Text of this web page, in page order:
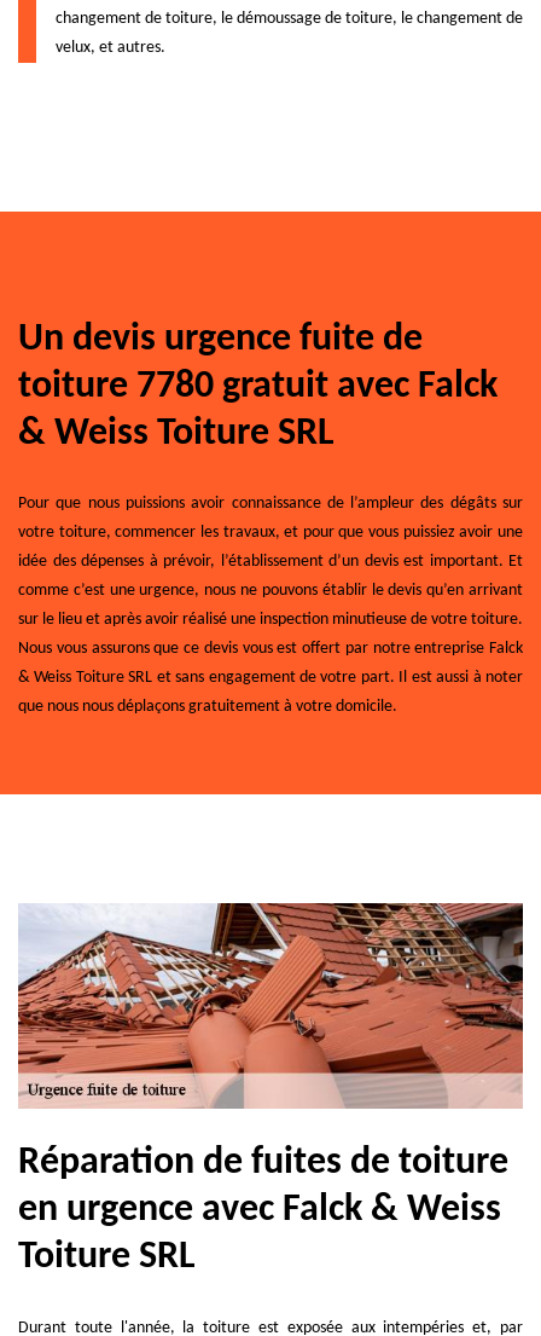
changement de toiture, le démoussage de toiture, le changement de
velux, et autres.
Un devis urgence fuite de
toiture 7780 gratuit avec Falck
& Weiss Toiture SRL
Pour que nous puissions avoir connaissance de l’ampleur des dégâts sur
votre toiture, commencer les travaux, et pour que vous puissiez avoir une
idée des dépenses à prévoir, l’établissement d’un devis est important. Et
comme c’est une urgence, nous ne pouvons établir le devis qu’en arrivant
sur le lieu et après avoir réalisé une inspection minutieuse de votre toiture.
Nous vous assurons que ce devis vous est offert par notre entreprise Falck
& Weiss Toiture SRL et sans engagement de votre part. Il est aussi à noter
que nous nous déplaçons gratuitement à votre domicile.
Réparation de fuites de toiture
en urgence avec Falck & Weiss
Toiture SRL
Durant toute l'année, la toiture est exposée aux intempéries et, par